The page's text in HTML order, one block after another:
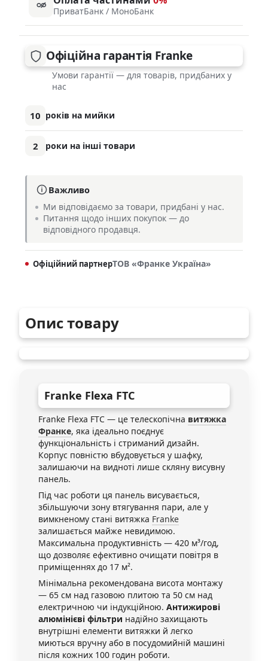
ПриватБанк / МоноБанк
Офіційна гарантія Franke
Умови гарантії — для товарів, придбаних у
нас
10 років на мийки
2 роки на інші товари
Важливо
Ми відповідаємо за товари, придбані у нас.
Питання щодо інших покупок — до
відповідного продавця.
Офіційний партнерТОВ «Франке Україна»
Опис товару
Franke Flexa FTC
Franke Flexa FTC — це телескопічна витяжка
Франке, яка ідеально поєднує
функціональність і стриманий дизайн.
Корпус повністю вбудовується у шафку,
залишаючи на видноті лише скляну висувну
панель.
Під час роботи ця панель висувається,
збільшуючи зону втягування пари, але у
вимкненому стані витяжка Franke
залишається майже невидимою.
Максимальна продуктивність — 420 м³/год,
що дозволяє ефективно очищати повітря в
приміщеннях до 17 м².
Мінімальна рекомендована висота монтажу
— 65 см над газовою плитою та 50 см над
електричною чи індукційною. Антижирові
алюмінієві фільтри надійно захищають
внутрішні елементи витяжки й легко
миються вручну або в посудомийній машині
після кожних 100 годин роботи.